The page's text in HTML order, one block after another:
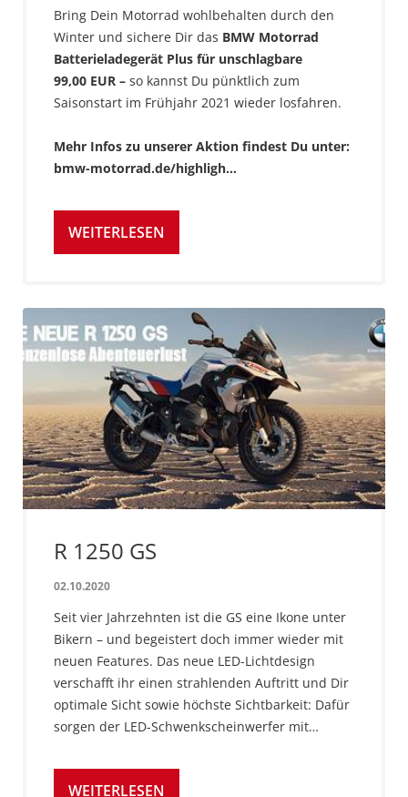
Bring Dein Motorrad wohlbehalten durch den
Winter und sichere Dir das BMW Motorrad
Batterieladegerät Plus für unschlagbare
99,00 EUR – so kannst Du pünktlich zum
Saisonstart im Frühjahr 2021 wieder losfahren.
Mehr Infos zu unserer Aktion findest Du unter:
bmw-motorrad.de/highligh…
WEITERLESEN
R 1250 GS
02.10.2020
Seit vier Jahrzehnten ist die GS eine Ikone unter
Bikern – und begeistert doch immer wieder mit
neuen Features. Das neue LED-Lichtdesign
verschafft ihr einen strahlenden Auftritt und Dir
optimale Sicht sowie höchste Sichtbarkeit: Dafür
sorgen der LED-Schwenkscheinwerfer mit…
WEITERLESEN